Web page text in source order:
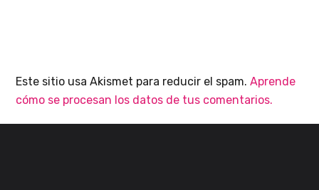
Este sitio usa Akismet para reducir el spam.Aprende
cómo se procesan los datos de tus comentarios.